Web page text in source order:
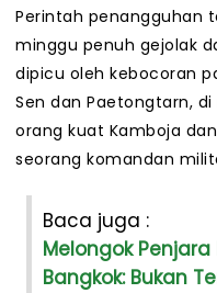
Perintah penangguhan
minggu penuh gejolak
dipicu oleh kebocoran
Sen dan Paetongtarn,
orang kuat Kamboja
seorang komandan
Baca juga :
Melongok
Bangkok: Bukan